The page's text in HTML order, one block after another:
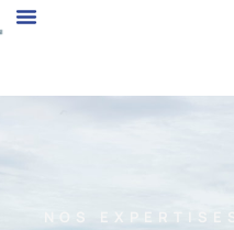
NOS EXPERTISES